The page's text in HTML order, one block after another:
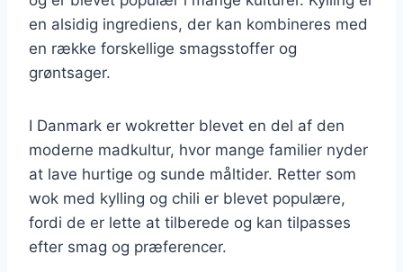
en alsidig ingrediens, der kan kombineres med
en række forskellige smagsstoffer og
grøntsager.
I Danmark er wokretter blevet en del af den
moderne madkultur, hvor mange familier nyder
at lave hurtige og sunde måltider. Retter som
wok med kylling og chili er blevet populære,
fordi de er lette at tilberede og kan tilpasses
efter smag og præferencer.